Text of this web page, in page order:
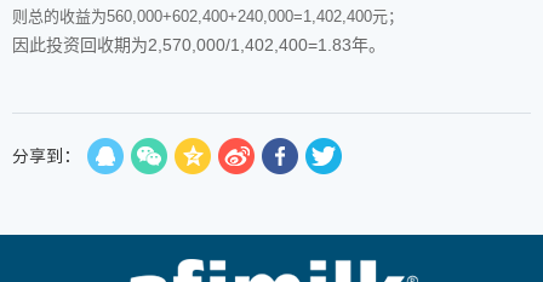
则总的收益为560,000+602,400+240,000=1,402,400元；
因此投资回收期为2,570,000/1,402,400=1.83年。
分享到：